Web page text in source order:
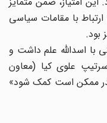
با مقامات سیاسی
اسدالله علم داشت و
علوی کیا (معاون
ممکن است کمک شود»